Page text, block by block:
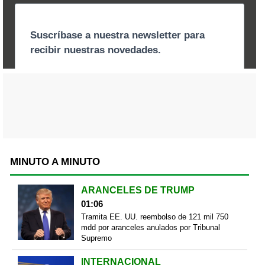
MINUTO A MINUTO
ARANCELES DE TRUMP
01:06
Tramita EE. UU. reembolso de 121 mil 750
mdd por aranceles anulados por Tribunal
Supremo
INTERNACIONAL